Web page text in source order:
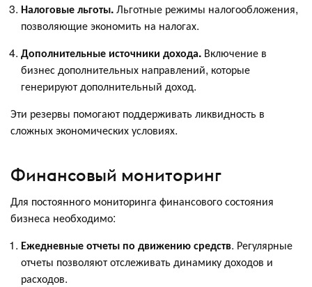
Налоговые льготы.Льготные режимы налогообложения,
позволяющие экономить на налогах.
Дополнительные источники дохода. Включение в
бизнес дополнительных направлений, которые
генерируют дополнительный доход.
Эти резервы помогают поддерживать ликвидность в
сложных экономических условиях.
Финансовый мониторинг
Для постоянного мониторинга финансового состояния
бизнеса необходимо:
Ежедневные отчеты по движению средств. Регулярные
отчеты позволяют отслеживать динамику доходов и
расходов.